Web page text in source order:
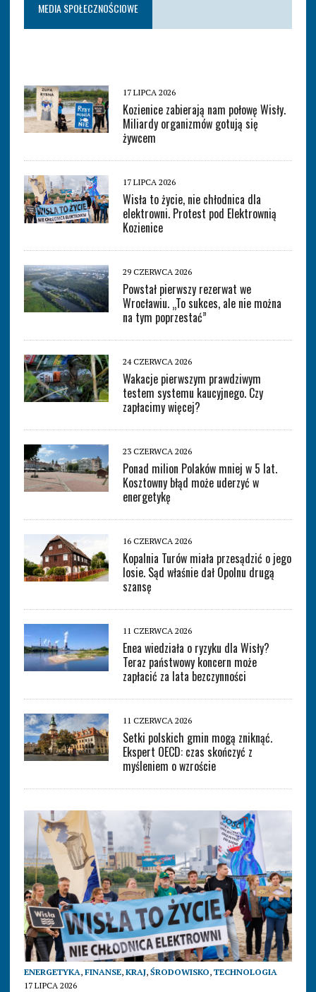
MEDIA SPOŁECZNOŚCIOWE
17 LIPCA 2026
Kozienice zabierają nam połowę Wisły.
Miliardy organizmów gotują się
żywcem
17 LIPCA 2026
Wisła to życie, nie chłodnica dla
elektrowni. Protest pod Elektrownią
Kozienice
29 CZERWCA 2026
Powstał pierwszy rezerwat we
Wrocławiu. „To sukces, ale nie można
na tym poprzestać”
24 CZERWCA 2026
Wakacje pierwszym prawdziwym
testem systemu kaucyjnego. Czy
zapłacimy więcej?
23 CZERWCA 2026
Ponad milion Polaków mniej w 5 lat.
Kosztowny błąd może uderzyć w
energetykę
16 CZERWCA 2026
Kopalnia Turów miała przesądzić o jego
losie. Sąd właśnie dał Opolnu drugą
szansę
11 CZERWCA 2026
Enea wiedziała o ryzyku dla Wisły?
Teraz państwowy koncern może
zapłacić za lata bezczynności
11 CZERWCA 2026
Setki polskich gmin mogą zniknąć.
Ekspert OECD: czas skończyć z
myśleniem o wzroście
ENERGETYKA, FINANSE, KRAJ, ŚRODOWISKO, TECHNOLOGIA
17 LIPCA 2026